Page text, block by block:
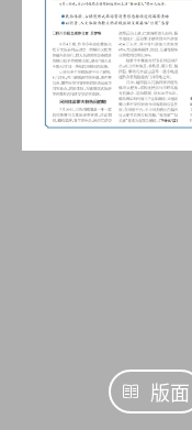
版面